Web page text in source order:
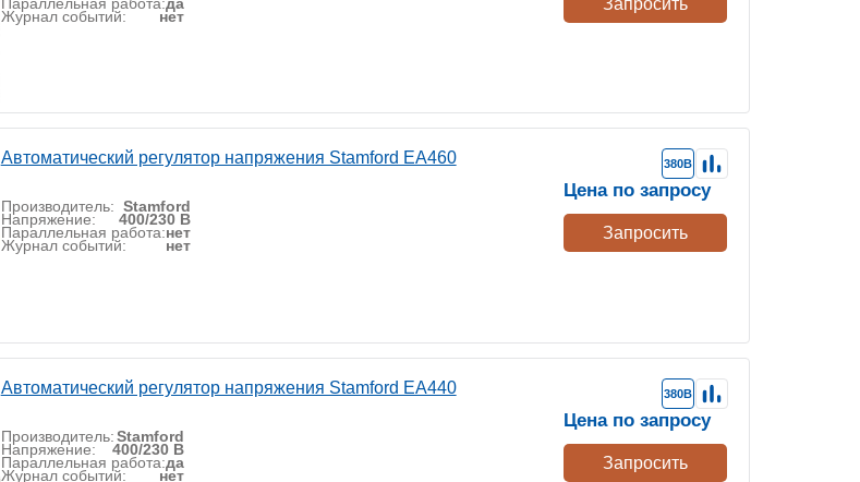
Журнал событий: нет
Автоматический регулятор напряжения Stamford EA460
Производитель: Stamford
Напряжение: 400/230 В
Параллельная работа:нет
Журнал событий: нет
380В
Цена по запросу
Запросить
Автоматический регулятор напряжения Stamford EA440
Производитель:Stamford
Напряжение: 400/230 В
Параллельная работа:да
Журнал событий: нет
380В
Цена по запросу
Запросить